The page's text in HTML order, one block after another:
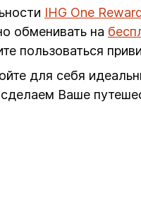
IHG One
обменивать на
пользоваться
для себя
Ваше